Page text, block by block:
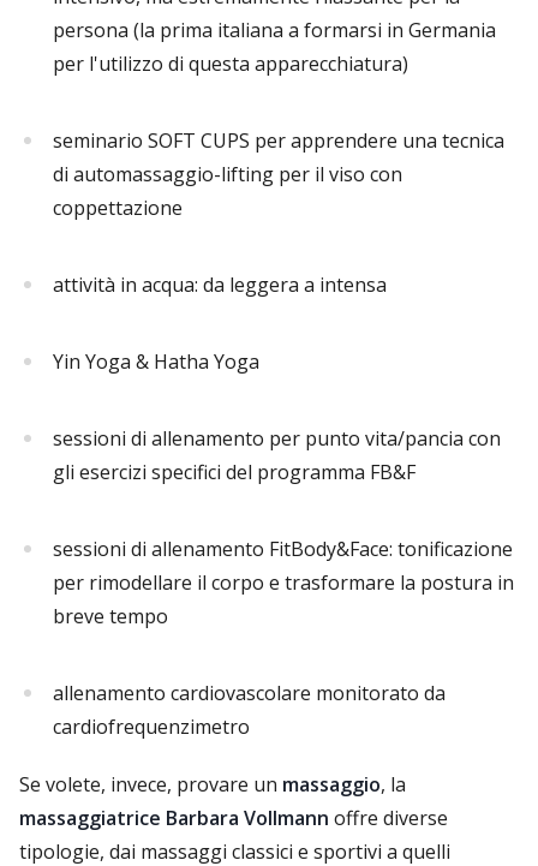
persona (la prima italiana a formarsi in Germania
per l'utilizzo di questa apparecchiatura)
seminario SOFT CUPS per apprendere una tecnica
di automassaggio-lifting per il viso con
coppettazione
attività in acqua: da leggera a intensa
Yin Yoga & Hatha Yoga
sessioni di allenamento per punto vita/pancia con
gli esercizi specifici del programma FB&F
sessioni di allenamento FitBody&Face: tonificazione
per rimodellare il corpo e trasformare la postura in
breve tempo
allenamento cardiovascolare monitorato da
cardiofrequenzimetro
Se volete, invece, provare un massaggio, la
massaggiatrice Barbara Vollmann offre diverse
tipologie, dai massaggi classici e sportivi a quelli